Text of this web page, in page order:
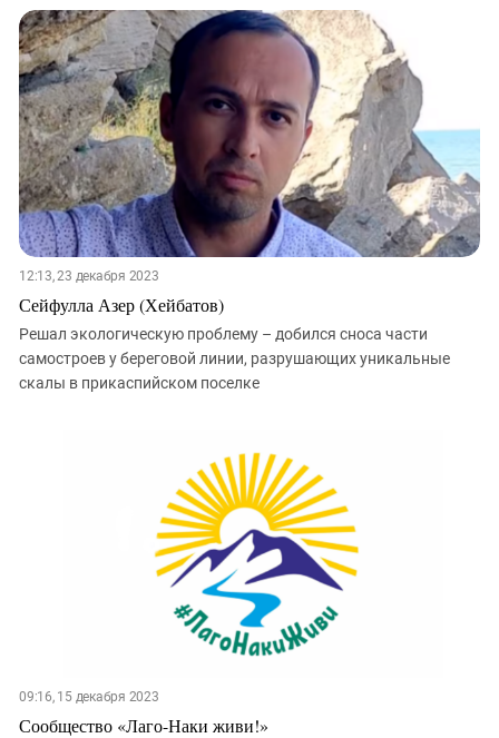
12:13, 23 декабря 2023
Сейфулла Азер (Хейбатов)
Решал экологическую проблему – добился сноса части
самостроев у береговой линии, разрушающих уникальные
скалы в прикаспийском поселке
09:16, 15 декабря 2023
Сообщество «Лаго-Наки живи!»